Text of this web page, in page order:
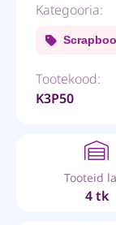
Kategooria:
Tootekood:
K3P50
Tooteid
4 tk